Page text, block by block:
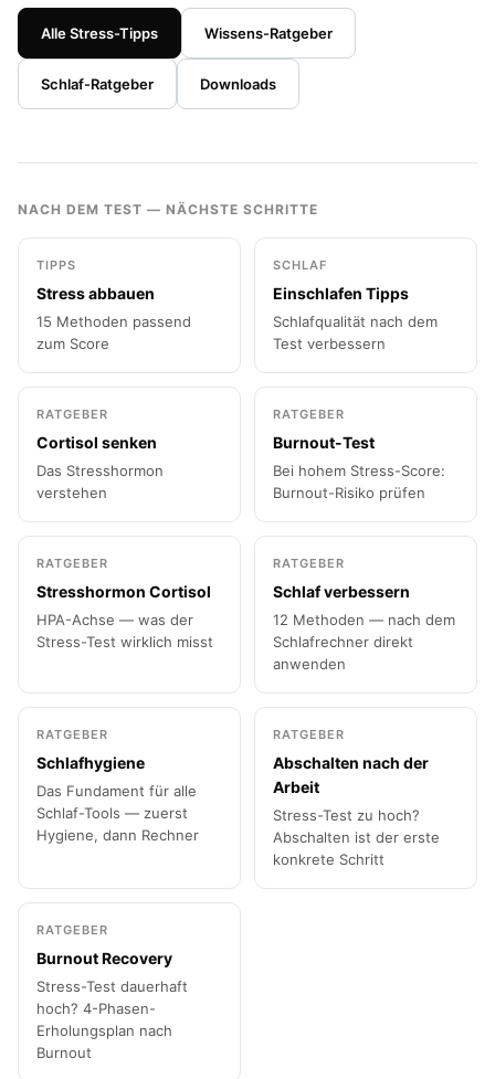
Alle Stress-Tipps Wissens-Ratgeber
Schlaf-Ratgeber Downloads
NACH DEM TEST — NÄCHSTE SCHRITTE
TIPPS
Stress abbauen
15 Methoden passend
zum Score
SCHLAF
Einschlafen Tipps
Schlafqualität nach dem
Test verbessern
RATGEBER
Cortisol senken
Das Stresshormon
verstehen
RATGEBER
Burnout-Test
Bei hohem Stress-Score:
Burnout-Risiko prüfen
RATGEBER
Stresshormon Cortisol
HPA-Achse — was der
Stress-Test wirklich misst
RATGEBER
Schlaf verbessern
12 Methoden — nach dem
Schlafrechner direkt
anwenden
RATGEBER
Schlafhygiene
Das Fundament für alle
Schlaf-Tools — zuerst
Hygiene, dann Rechner
RATGEBER
Abschalten nach der
Arbeit
Stress-Test zu hoch?
Abschalten ist der erste
konkrete Schritt
RATGEBER
Burnout Recovery
Stress-Test dauerhaft
hoch? 4-Phasen-
Erholungsplan nach
Burnout